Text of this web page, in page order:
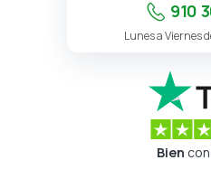
910
Lunes a Viernes
Bien con